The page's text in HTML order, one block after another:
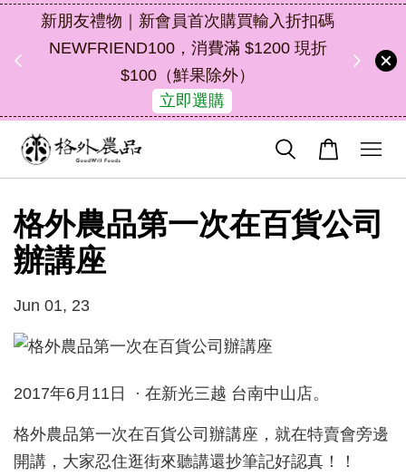
新會員首次購買輸入折扣碼
，消費滿 $1200 現折
$100（鮮果除外）
中秋禮盒新上市｜橘皮
油去味・送禮自
格外農品第一次在百貨公司
辦講座
Jun 01, 23
2017年6月11日 · 在新光三越 台南中山店。
格外農品第一次在百貨公司辦講座，就在特賣會旁邊
開講，大家忍住逛街來聽講還抄筆記好認真！！